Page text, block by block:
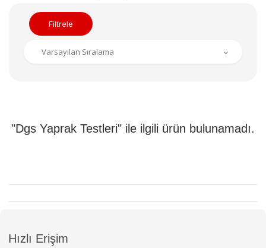
Filtrele
"Dgs Yaprak Testleri" ile ilgili ürün bulunamadı.
Hızlı Erişim